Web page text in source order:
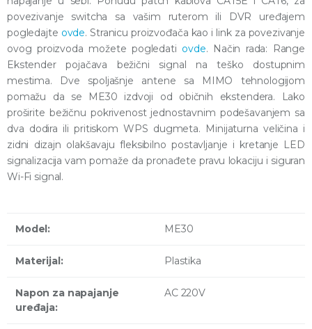
povezivanje switcha sa vašim ruterom ili DVR uređajem
pogledajte ovde. Stranicu proizvođača kao i link za povezivanje
ovog proizvoda možete pogledati ovde. Način rada: Range
Ekstender pojačava bežični signal na teško dostupnim
mestima. Dve spoljašnje antene sa MIMO tehnologijom
pomažu da se ME30 izdvoji od običnih ekstendera. Lako
proširite bežičnu pokrivenost jednostavnim podešavanjem sa
dva dodira ili pritiskom WPS dugmeta. Minijaturna veličina i
zidni dizajn olakšavaju fleksibilno postavljanje i kretanje LED
signalizacija vam pomaže da pronađete pravu lokaciju i siguran
Wi-Fi signal.
Model: ME30
Materijal: Plastika
Napon za napajanje
uređaja:
AC 220V